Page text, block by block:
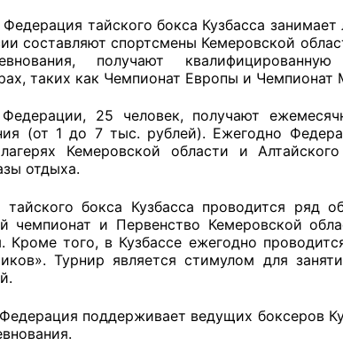
тайского бокса Кузбасса
составляют спортсмены Кемеровской
получают
таких как Чемпионат Европы и Чемпионат
25 человек, получают
(от 1 до 7 тыс. рублей). Ежегодно
Кемеровской области и
отдыха.
бокса Кузбасса проводится ряд
чемпионат и Первенство Кемеровской
Кроме того, в Кузбассе ежегодно
Турнир является стимулом для
поддерживает ведущих боксеров